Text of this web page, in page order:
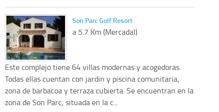
Son Parc Golf Resort
a 5.7 Km (Mercadal)
Este complejo tiene 64 villas modernas y acogedoras.
Todas ellas cuentan con jardin y piscina comunitaria,
zona de barbacoa y terraza cubierta. Se encuentran en la
zona de Son Parc, situada en la c...